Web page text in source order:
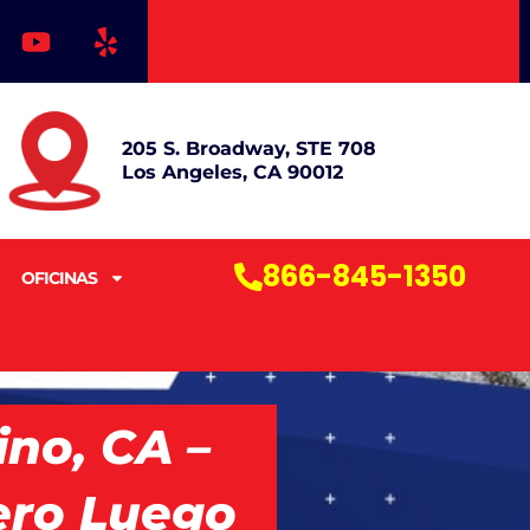
Y
o
u
t
u
b
e
Y
e
l
205 S. Broadway, STE 708
Los Angeles, CA 90012
OFICINAS 866-845-1350
CA –
Luego